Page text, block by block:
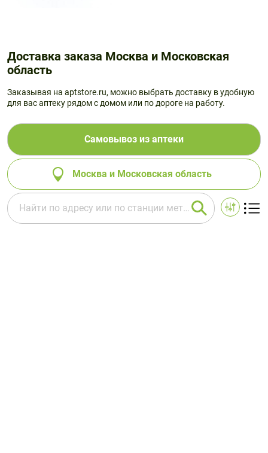
Доставка заказа Москва и Московская
область
Заказывая на aptstore.ru, можно выбрать доставку в удобную
для вас аптеку рядом с домом или по дороге на работу.
Самовывоз из аптеки
Москва и Московская область